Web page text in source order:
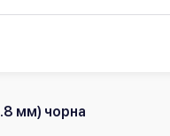
мм) чорна